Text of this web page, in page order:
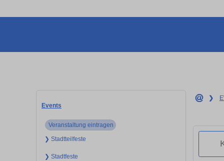
Events
Veranstaltung eintragen
❯ Stadtteilfeste
❯ Stadtfeste
❯